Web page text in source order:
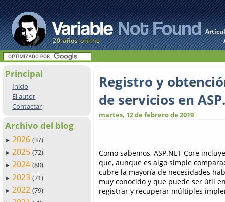
20 años online
Principal
Inicio
El autor
Contactar
Archivo del blog
► 2026 (37)
► 2025 (72)
► 2024 (80)
► 2023 (71)
► 2022 (79)
Registro y
de servicios en
martes, 12 de febrero de 2019
Como sabemos, ASP.NET Core
que, aunque es algo simple
cubre la mayoría de necesidades
muy conocido y que puede ser útil
registrar y recuperar múltiples